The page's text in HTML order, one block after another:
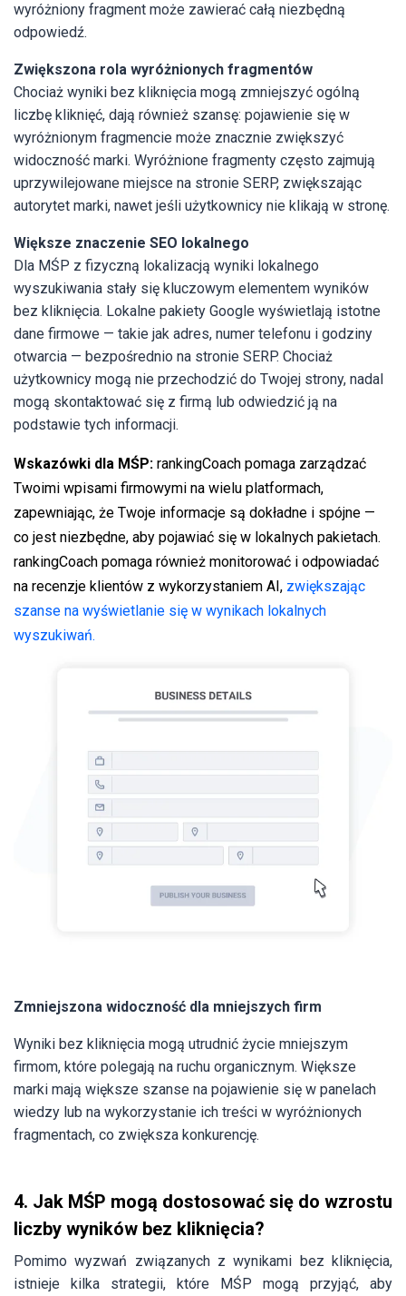
wyróżniony fragment może zawierać całą niezbędną
odpowiedź.
Zwiększona rola wyróżnionych fragmentów
Chociaż wyniki bez kliknięcia mogą zmniejszyć ogólną
liczbę kliknięć, dają również szansę: pojawienie się w
wyróżnionym fragmencie może znacznie zwiększyć
widoczność marki. Wyróżnione fragmenty często zajmują
uprzywilejowane miejsce na stronie SERP, zwiększając
autorytet marki, nawet jeśli użytkownicy nie klikają w stronę.
Większe znaczenie SEO lokalnego
Dla MŚP z fizyczną lokalizacją wyniki lokalnego
wyszukiwania stały się kluczowym elementem wyników
bez kliknięcia. Lokalne pakiety Google wyświetlają istotne
dane firmowe — takie jak adres, numer telefonu i godziny
otwarcia — bezpośrednio na stronie SERP. Chociaż
użytkownicy mogą nie przechodzić do Twojej strony, nadal
mogą skontaktować się z firmą lub odwiedzić ją na
podstawie tych informacji.
Wskazówki dla MŚP: rankingCoach pomaga zarządzać
Twoimi wpisami firmowymi na wielu platformach,
zapewniając, że Twoje informacje są dokładne i spójne —
co jest niezbędne, aby pojawiać się w lokalnych pakietach.
rankingCoach pomaga również monitorować i odpowiadać
na recenzje klientów z wykorzystaniem AI, zwiększając
szanse na wyświetlanie się w wynikach lokalnych
wyszukiwań.
Zmniejszona widoczność dla mniejszych firm
Wyniki bez kliknięcia mogą utrudnić życie mniejszym
firmom, które polegają na ruchu organicznym. Większe
marki mają większe szanse na pojawienie się w panelach
wiedzy lub na wykorzystanie ich treści w wyróżnionych
fragmentach, co zwiększa konkurencję.
4. Jak MŚP mogą dostosować się do wzrostu
liczby wyników bez kliknięcia?
Pomimo wyzwań związanych z wynikami bez kliknięcia,
istnieje kilka strategii, które MŚP mogą przyjąć, aby